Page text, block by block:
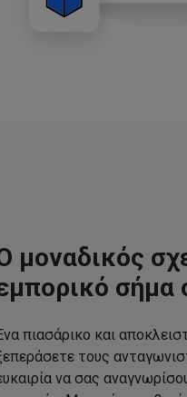
μοναδικός
σήμα
πιασάρικο και
τους
να σας